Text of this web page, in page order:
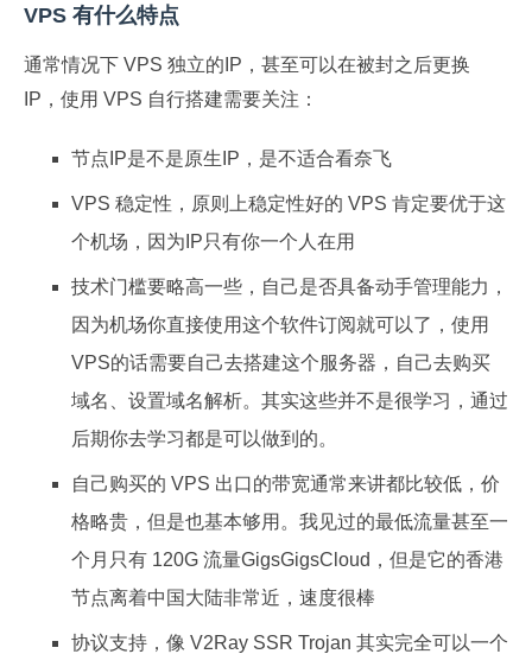
VPS 有什么特点
通常情况下 VPS 独立的IP，甚至可以在被封之后更换
IP，使用 VPS 自行搭建需要关注：
节点IP是不是原生IP，是不适合看奈飞
VPS 稳定性，原则上稳定性好的 VPS 肯定要优于这
个机场，因为IP只有你一个人在用
技术门槛要略高一些，自己是否具备动手管理能力，
因为机场你直接使用这个软件订阅就可以了，使用
VPS的话需要自己去搭建这个服务器，自己去购买
域名、设置域名解析。其实这些并不是很学习，通过
后期你去学习都是可以做到的。
自己购买的 VPS 出口的带宽通常来讲都比较低，价
格略贵，但是也基本够用。我见过的最低流量甚至一
个月只有 120G 流量GigsGigsCloud，但是它的香港
节点离着中国大陆非常近，速度很棒
协议支持，像 V2Ray SSR Trojan 其实完全可以一个